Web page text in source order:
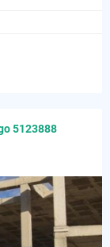
5123888